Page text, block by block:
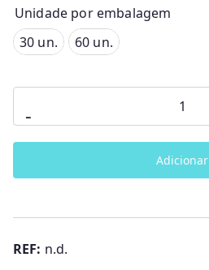
n
g
e
€
.
o
Unidade por embalagem
30 un.
30 un. 60 un.
-
de
Discos
Adicionar
REF: n.d.